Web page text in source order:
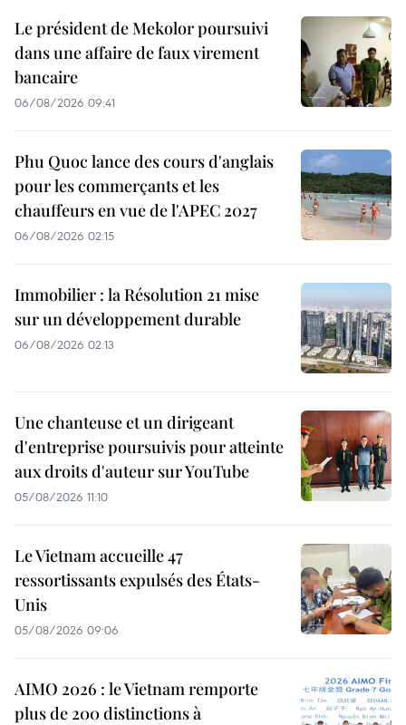
Le président de Mekolor poursuivi
dans une affaire de faux virement
bancaire
06/08/2026 09:41
Phu Quoc lance des cours d'anglais
pour les commerçants et les
chauffeurs en vue de l'APEC 2027
06/08/2026 02:15
Immobilier : la Résolution 21 mise
sur un développement durable
06/08/2026 02:13
Une chanteuse et un dirigeant
d'entreprise poursuivis pour atteinte
aux droits d'auteur sur YouTube
05/08/2026 11:10
Le Vietnam accueille 47
ressortissants expulsés des États-
Unis
05/08/2026 09:06
AIMO 2026 : le Vietnam remporte
plus de 200 distinctions à